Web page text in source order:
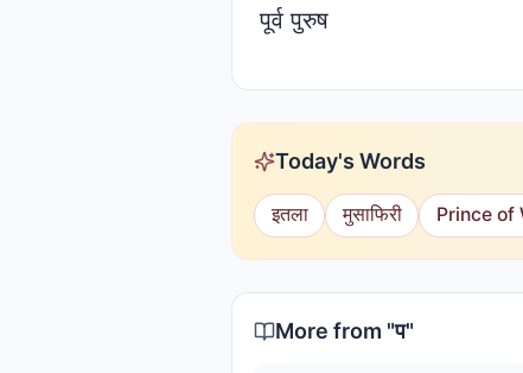
पूर्व पुरुष
Today's Words
इतला मुसाफिरी Prince of
More from "प"